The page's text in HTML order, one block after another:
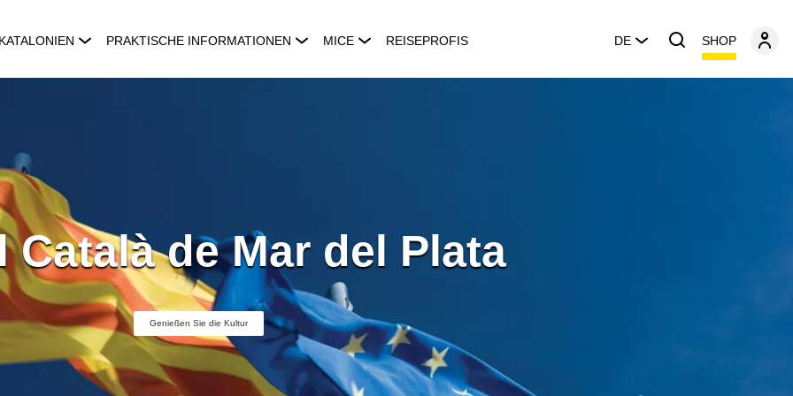
PRAKTISCHE INFORMATIONEN MICE REISEPROFIS DE SHOP
Català de Mar del Plata
Genießen Sie die Kultur